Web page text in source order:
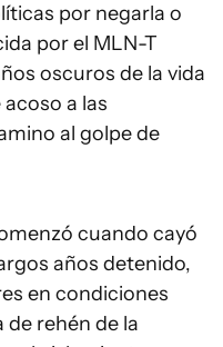
por negarla o
por el MLN-T
oscuros de la vida
a las
al golpe de
cuando cayó
años detenido,
en condiciones
rehén de la